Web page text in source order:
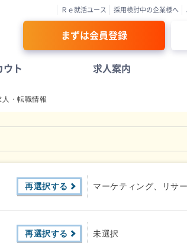
Ｒｅ就活ユース 採用検討中の企業様へ
まずは会員登録
ウト 求人案内
・転職情報
再選択する マーケティング、リサ
再選択する 未選択